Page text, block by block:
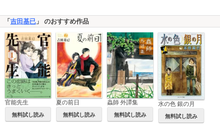
「 吉田基已 」 のおすすめ作品
官能先生
無料試し読み
夏の前日
無料試し読み
蟲師 外譚集
無料試し読み
水の色 銀の月
無料試し読み